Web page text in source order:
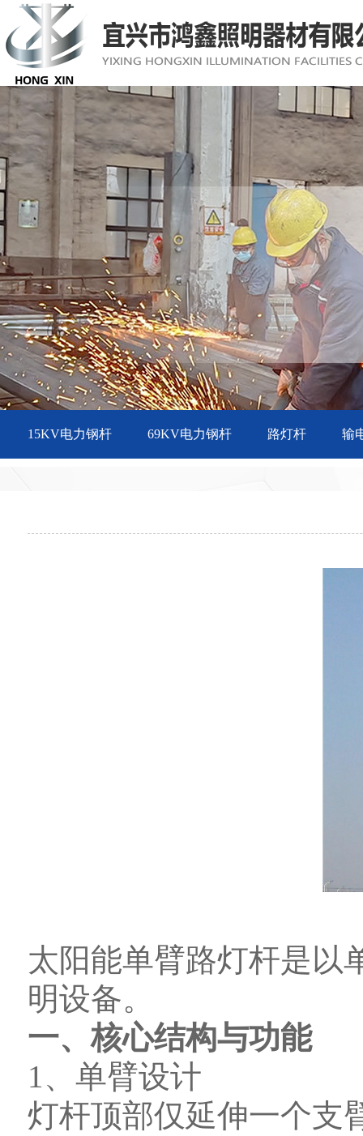
15KV电力钢杆 69KV电力钢杆 路灯杆 输
太阳能单臂路灯杆是以
明设备。
一、核心结构与功能
1、单臂设计
灯杆顶部仅延伸一个支